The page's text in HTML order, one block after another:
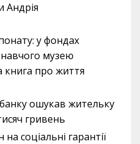
Андрія
у фондах
музею
книга про життя
ошукав жительку
гривень
соціальні гарантії